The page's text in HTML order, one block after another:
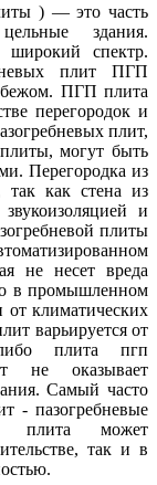
) — это часть
здания.
широкий спектр.
плит ПГП
ПГП плита
перегородок и
плит,
плиты, могут быть
Перегородка из
так как стена из
и
плиты
не несет вреда
в промышленном
от климатических
варьируется от
либо плита пгп
не оказывает
Самый часто
- пазогребневые
плита может
так и в